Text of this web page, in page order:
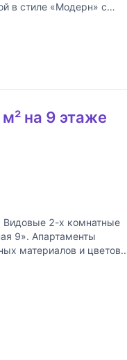
в стиле «Модерн» с
на 9 этаже
2-х комнатные
9». Апартаменты
материалов и цветов.